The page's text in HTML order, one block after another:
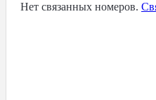
Нет связанных номеров.